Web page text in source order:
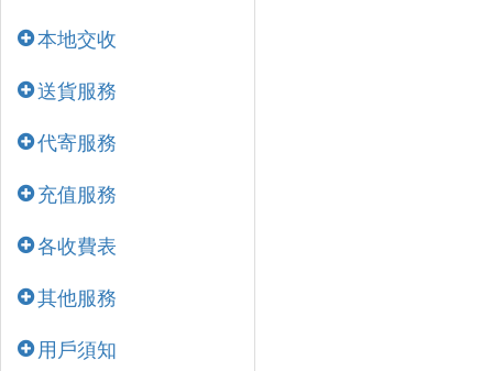
本地交收
送貨服務
代寄服務
充值服務
各收費表
其他服務
用戶須知